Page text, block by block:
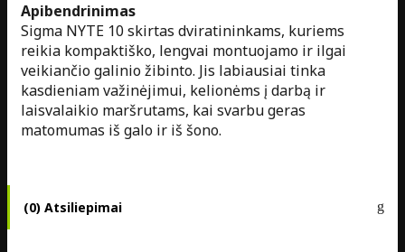
Apibendrinimas
Sigma NYTE 10 skirtas dviratininkams, kuriems
reikia kompaktiško, lengvai montuojamo ir ilgai
veikiančio galinio žibinto. Jis labiausiai tinka
kasdieniam važinėjimui, kelionėms į darbą ir
laisvalaikio maršrutams, kai svarbu geras
matomumas iš galo ir iš šono.
(0) Atsiliepimai